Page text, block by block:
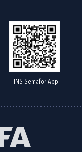
HNS Semafor App